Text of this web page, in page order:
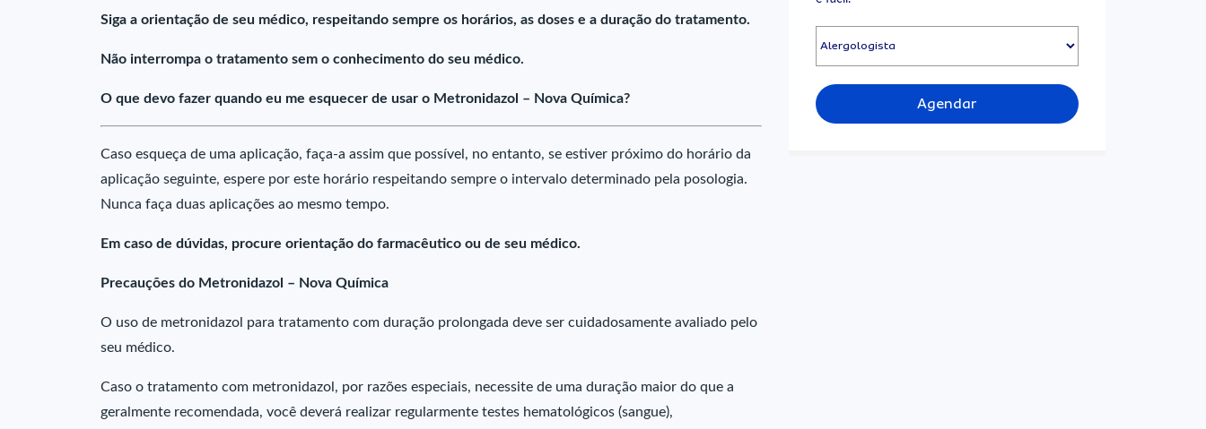
Siga a orientação de seu médico, respeitando sempre os horários, as doses e a duração do tratamento.
Não interrompa o tratamento sem o conhecimento do seu médico.
O que devo fazer quando eu me esquecer de usar o Metronidazol – Nova Química?
Caso esqueça de uma aplicação, faça-a assim que possível, no entanto, se estiver próximo do horário da
aplicação seguinte, espere por este horário respeitando sempre o intervalo determinado pela posologia.
Nunca faça duas aplicações ao mesmo tempo.
Em caso de dúvidas, procure orientação do farmacêutico ou de seu médico.
Precauções do Metronidazol – Nova Química
O uso de metronidazol para tratamento com duração prolongada deve ser cuidadosamente avaliado pelo
seu médico.
Caso o tratamento com metronidazol, por razões especiais, necessite de uma duração maior do que a
geralmente recomendada, você deverá realizar regularmente testes hematológicos (sangue),
Agendar